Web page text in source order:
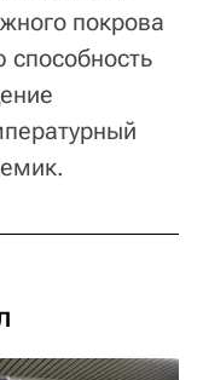
покрова